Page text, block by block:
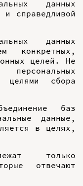
данных
и справедливой
данных
конкретных,
целей. Не
целями сбора
баз
данные,
в целях,
только
отвечают